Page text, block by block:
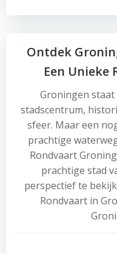
Ontdek
Een Unieke
Groningen staat
stadscentrum,
sfeer. Maar een
prachtige
Rondvaart
prachtige stad
perspectief te
Rondvaart in